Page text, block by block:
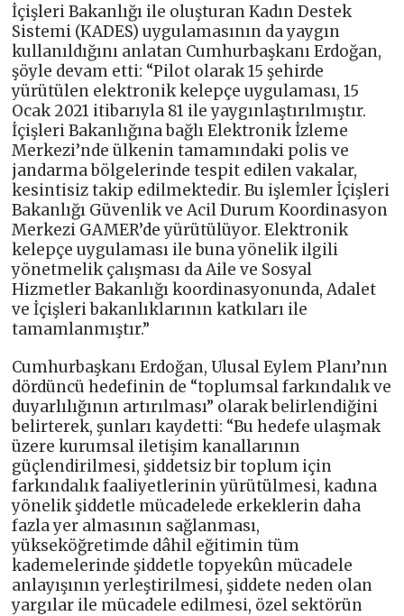
İçişleri Bakanlığı ile oluşturan Kadın Destek
Sistemi (KADES) uygulamasının da yaygın
kullanıldığını anlatan Cumhurbaşkanı Erdoğan,
şöyle devam etti: “Pilot olarak 15 şehirde
yürütülen elektronik kelepçe uygulaması, 15
Ocak 2021 itibarıyla 81 ile yaygınlaştırılmıştır.
İçişleri Bakanlığına bağlı Elektronik İzleme
Merkezi’nde ülkenin tamamındaki polis ve
jandarma bölgelerinde tespit edilen vakalar,
kesintisiz takip edilmektedir. Bu işlemler İçişleri
Bakanlığı Güvenlik ve Acil Durum Koordinasyon
Merkezi GAMER’de yürütülüyor. Elektronik
kelepçe uygulaması ile buna yönelik ilgili
yönetmelik çalışması da Aile ve Sosyal
Hizmetler Bakanlığı koordinasyonunda, Adalet
ve İçişleri bakanlıklarının katkıları ile
tamamlanmıştır.”
Cumhurbaşkanı Erdoğan, Ulusal Eylem Planı’nın
dördüncü hedefinin de “toplumsal farkındalık ve
duyarlılığının artırılması” olarak belirlendiğini
belirterek, şunları kaydetti: “Bu hedefe ulaşmak
üzere kurumsal iletişim kanallarının
güçlendirilmesi, şiddetsiz bir toplum için
farkındalık faaliyetlerinin yürütülmesi, kadına
yönelik şiddetle mücadelede erkeklerin daha
fazla yer almasının sağlanması,
yükseköğretimde dâhil eğitimin tüm
kademelerinde şiddetle topyekûn mücadele
anlayışının yerleştirilmesi, şiddete neden olan
yargılar ile mücadele edilmesi, özel sektörün